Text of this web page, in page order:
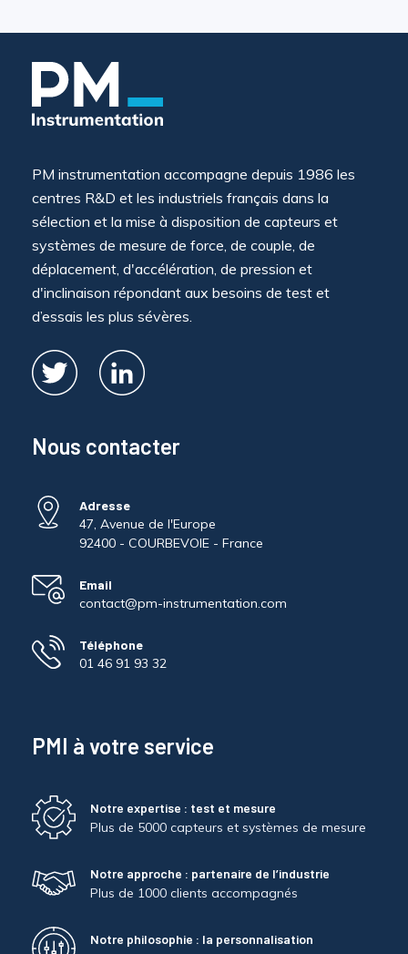
PM instrumentation accompagne depuis 1986 les
centres R&D et les industriels français dans la
sélection et la mise à disposition de capteurs et
systèmes de mesure de force, de couple, de
déplacement, d'accélération, de pression et
d'inclinaison répondant aux besoins de test et
d’essais les plus sévères.
Nous contacter
Adresse
47, Avenue de l'Europe
92400 - COURBEVOIE - France
Email
contact@pm-instrumentation.com
Téléphone
01 46 91 93 32
PMI à votre service
Notre expertise : test et mesure
Plus de 5000 capteurs et systèmes de mesure
Notre approche : partenaire de l’industrie
Plus de 1000 clients accompagnés
Notre philosophie : la personnalisation